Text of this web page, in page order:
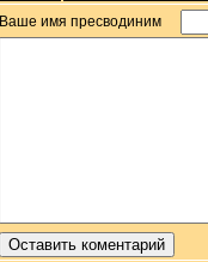
Ваше имя пресводиним